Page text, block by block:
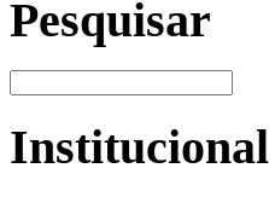
Pesquisar
Institucional